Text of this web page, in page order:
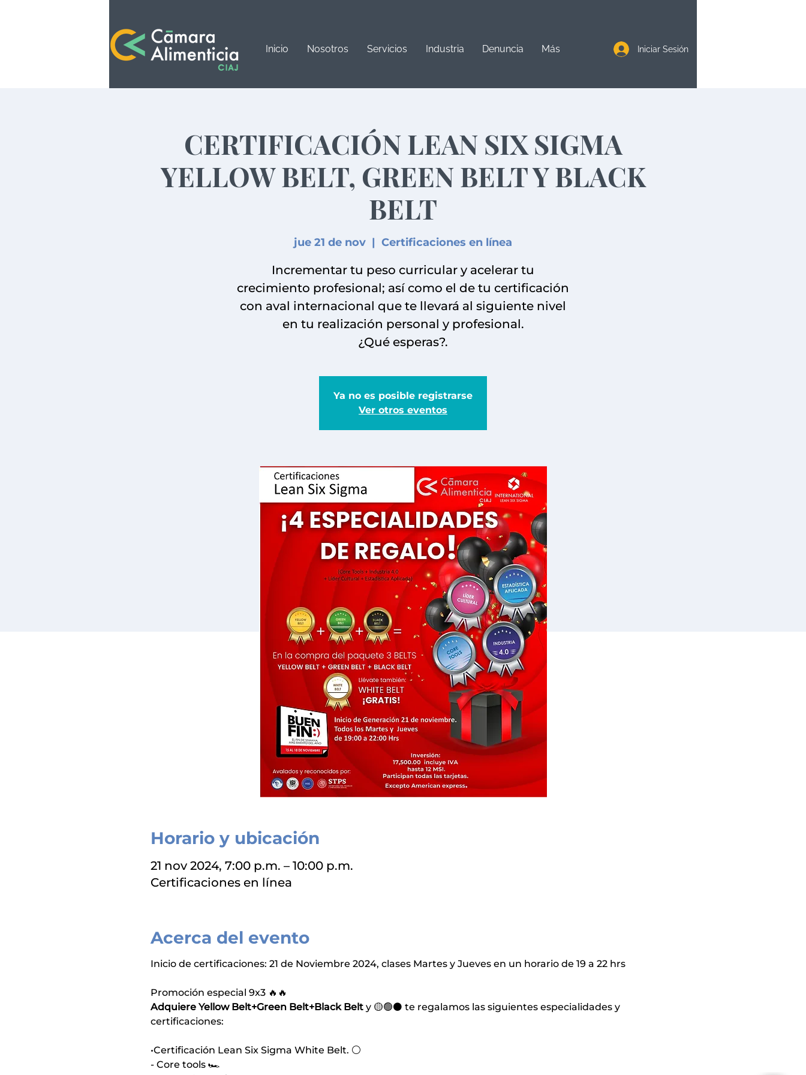
Inicio Nosotros Servicios Industria Denuncia Más Iniciar Sesión
CERTIFICACIÓN LEAN SIX SIGMA
YELLOW BELT, GREEN BELT Y BLACK
BELT
jue 21 de nov
  |
Certificaciones en línea
Incrementar tu peso curricular y acelerar tu
crecimiento profesional; así como el de tu certificación
con aval internacional que te llevará al siguiente nivel
en tu realización personal y profesional.
¿Qué esperas?.
Ya no es posible registrarse
Ver otros eventos
Horario y ubicación
21 nov 2024, 7:00 p.m. – 10:00 p.m.
Certificaciones en línea
Acerca del evento
Inicio de certificaciones: 21 de Noviembre 2024, clases Martes y Jueves en un horario de 19 a 22 hrs
Promoción especial 9x3 🔥🔥
Adquiere Yellow Belt+Green Belt+Black Belt y 🟡🟢⚫ te regalamos las siguientes especialidades y
certificaciones:
•Certificación Lean Six Sigma White Belt. ⚪
- Core tools 🏎